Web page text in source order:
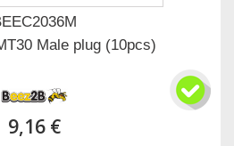
Male plug (10pcs)
9,16 €